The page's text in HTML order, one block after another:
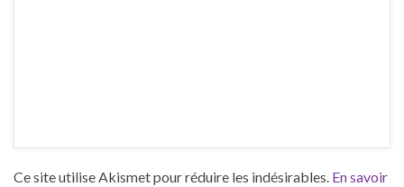
Ce site utilise Akismet pour réduire les indésirables. En savoir